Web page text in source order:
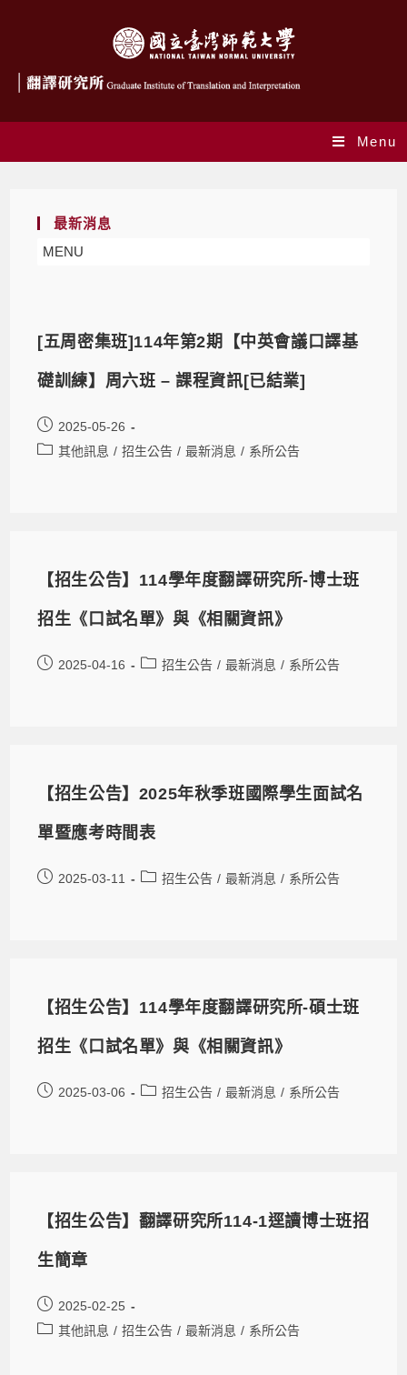
Menu
最新消息
MENU
[五周密集班]114年第2期【中英會議口譯基
礎訓練】周六班 – 課程資訊[已結業]
2025-05-26
其他訊息 / 招生公告 / 最新消息 / 系所公告
【招生公告】114學年度翻譯研究所-博士班
招生《口試名單》與《相關資訊》
2025-04-16 招生公告 / 最新消息 / 系所公告
【招生公告】2025年秋季班國際學生面試名
單暨應考時間表
2025-03-11 招生公告 / 最新消息 / 系所公告
【招生公告】114學年度翻譯研究所-碩士班
招生《口試名單》與《相關資訊》
2025-03-06 招生公告 / 最新消息 / 系所公告
【招生公告】翻譯研究所114-1逕讀博士班招
生簡章
2025-02-25
其他訊息 / 招生公告 / 最新消息 / 系所公告